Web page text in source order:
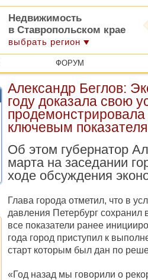
Недвижимость
в Ставропольском крае
выбрать регион
ФОРУМ
Александр Беглов:
году доказала свою
ключевым
Об этом губернатор
марта на заседании
ходе обсуждения
Глава города отметил, что в
давления Петербург сохранил
все показатели ранее
года город приступил к
старт которым был дан по
«Год назад мы говорили о